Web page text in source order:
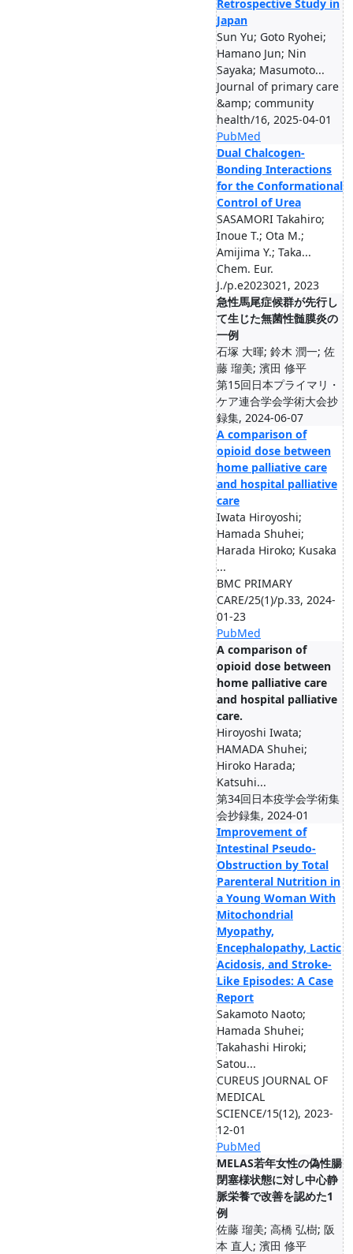
Retrospective Study in
Japan
Sun Yu; Goto Ryohei;
Hamano Jun; Nin
Sayaka; Masumoto...
Journal of primary care
&amp; community
health/16, 2025-04-01
PubMed
Dual Chalcogen-
Bonding Interactions
for the Conformational
Control of Urea
SASAMORI Takahiro;
Inoue T.; Ota M.;
Amijima Y.; Taka...
Chem. Eur.
J./p.e2023021, 2023
急性馬尾症候群が先行し
て生じた無菌性髄膜炎の
一例
石塚 大暉; 鈴木 潤一; 佐
藤 瑠美; 濱田 修平
第15回日本プライマリ・
ケア連合学会学術大会抄
録集, 2024-06-07
A comparison of
opioid dose between
home palliative care
and hospital palliative
care
Iwata Hiroyoshi;
Hamada Shuhei;
Harada Hiroko; Kusaka
...
BMC PRIMARY
CARE/25(1)/p.33, 2024-
01-23
PubMed
A comparison of
opioid dose between
home palliative care
and hospital palliative
care.
Hiroyoshi Iwata;
HAMADA Shuhei;
Hiroko Harada;
Katsuhi...
第34回日本疫学会学術集
会抄録集, 2024-01
Improvement of
Intestinal Pseudo-
Obstruction by Total
Parenteral Nutrition in
a Young Woman With
Mitochondrial
Myopathy,
Encephalopathy, Lactic
Acidosis, and Stroke-
Like Episodes: A Case
Report
Sakamoto Naoto;
Hamada Shuhei;
Takahashi Hiroki;
Satou...
CUREUS JOURNAL OF
MEDICAL
SCIENCE/15(12), 2023-
12-01
PubMed
MELAS若年女性の偽性腸
閉塞様状態に対し中心静
脈栄養で改善を認めた1
例
佐藤 瑠美; 高橋 弘樹; 阪
本 直人; 濱田 修平